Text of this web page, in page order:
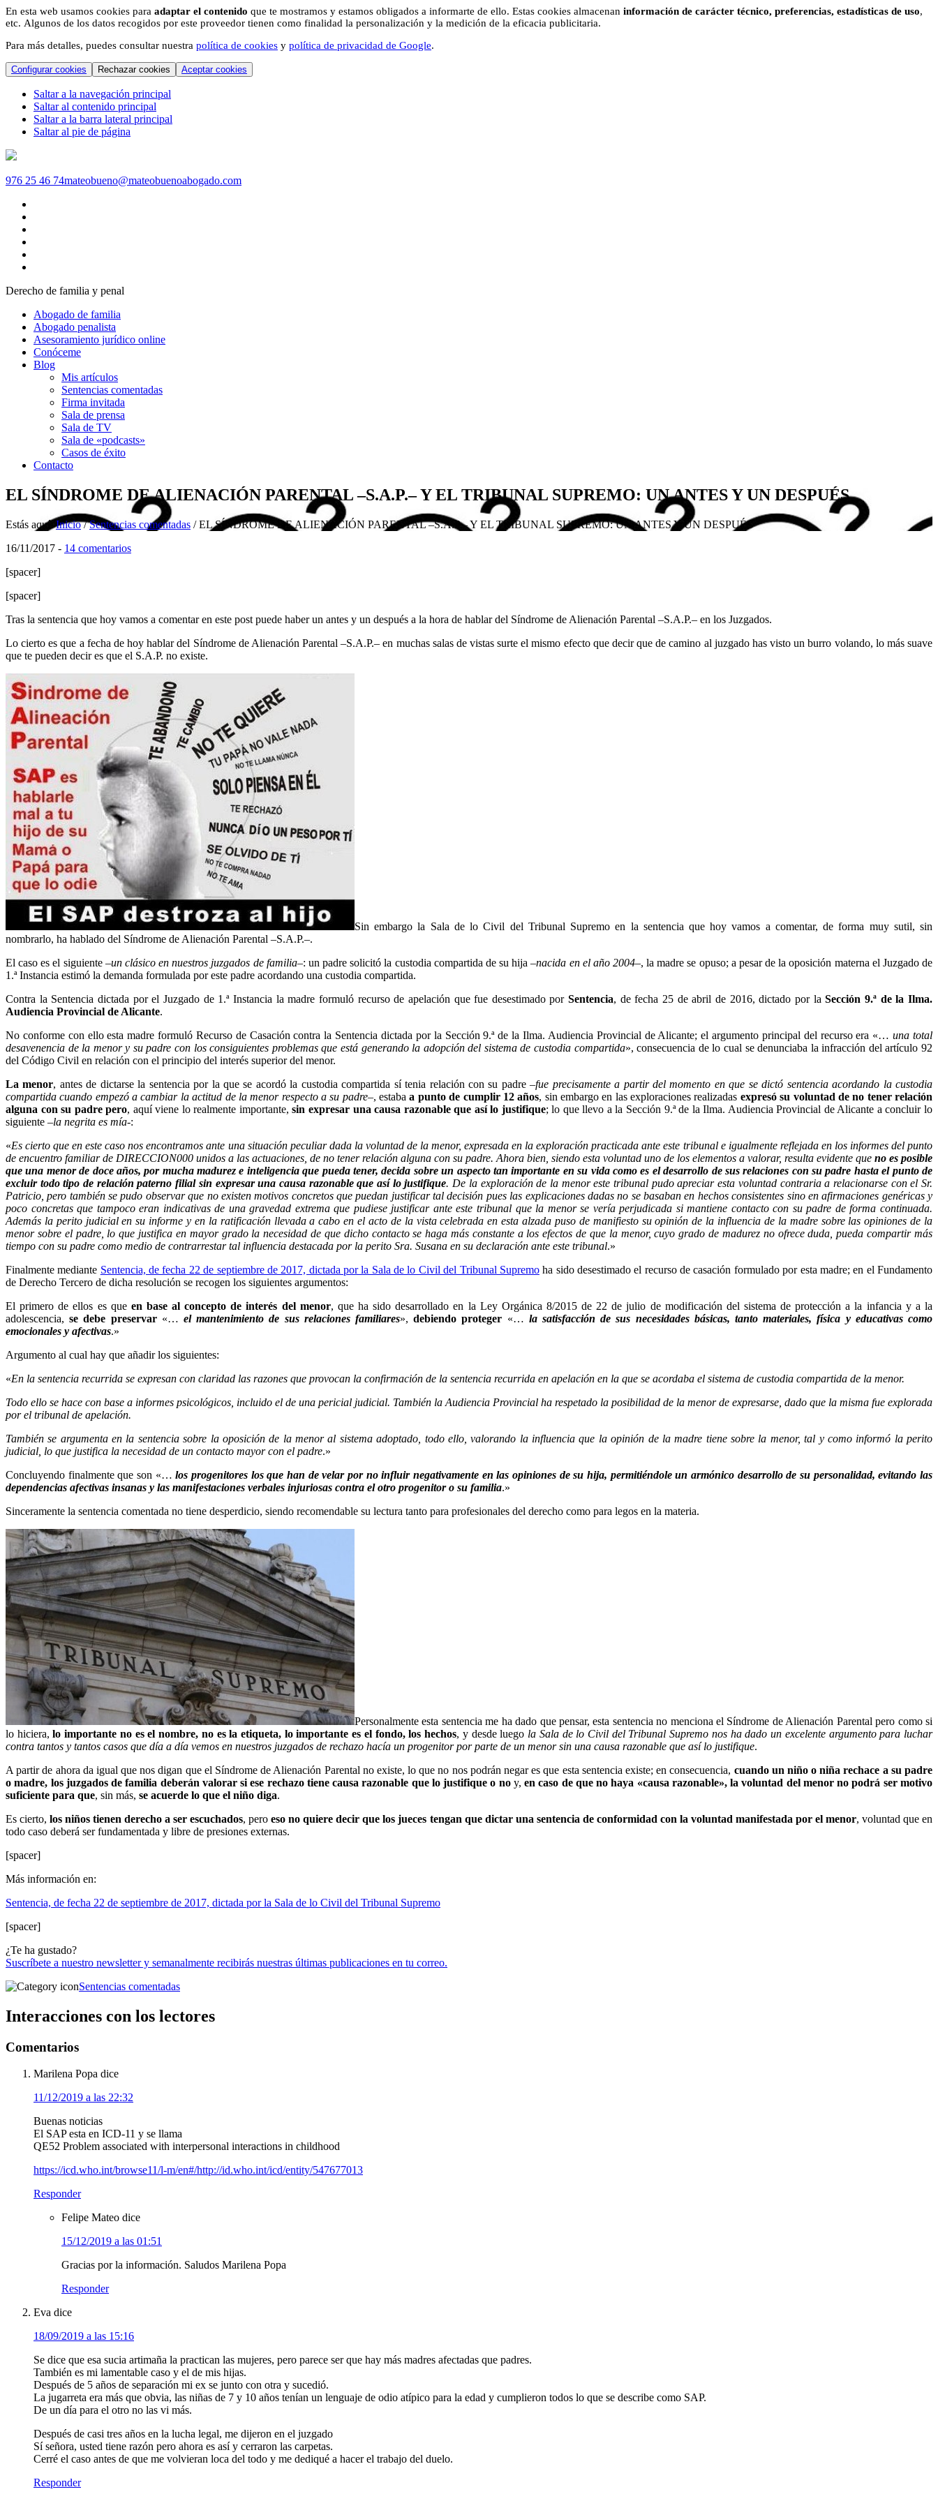
En esta web usamos cookies para adaptar el contenido que te mostramos y estamos obligados a informarte de ello. Estas cookies almacenan información de carácter técnico, preferencias, estadísticas de uso,
etc. Algunos de los datos recogidos por este proveedor tienen como finalidad la personalización y la medición de la eficacia publicitaria.
Para más detalles, puedes consultar nuestra política de cookies y política de privacidad de Google.
Configurar cookies Rechazar cookies Aceptar cookies
Saltar a la navegación principal
Saltar al contenido principal
Saltar a la barra lateral principal
Saltar al pie de página
976 25 46 74mateobueno@mateobuenoabogado.com
Derecho de familia y penal
Abogado de familia
Abogado penalista
Asesoramiento jurídico online
Conóceme
Blog
Mis artículos
Sentencias comentadas
Firma invitada
Sala de prensa
Sala de TV
Sala de «podcasts»
Casos de éxito
Contacto
EL SÍNDROME DE ALIENACIÓN PARENTAL –S.A.P.– Y EL TRIBUNAL SUPREMO: UN ANTES Y UN DESPUÉS
Estás aquí:Inicio / Sentencias comentadas /EL SÍNDROME DE ALIENACIÓN PARENTAL –S.A.P.– Y EL TRIBUNAL SUPREMO: UN ANTES Y UN DESPUÉS
16/11/2017 - 14 comentarios
[spacer]
[spacer]
Tras la sentencia que hoy vamos a comentar en este post puede haber un antes y un después a la hora de hablar del Síndrome de Alienación Parental –S.A.P.– en los Juzgados.
Lo cierto es que a fecha de hoy hablar del Síndrome de Alienación Parental –S.A.P.– en muchas salas de vistas surte el mismo efecto que decir que de camino al juzgado has visto un burro volando, lo más suave
que te pueden decir es que el S.A.P. no existe.
Sin embargo la Sala de lo Civil del Tribunal Supremo en la sentencia que hoy vamos a comentar, de forma muy sutil, sin
nombrarlo, ha hablado del Síndrome de Alienación Parental –S.A.P.–.
El caso es el siguiente –un clásico en nuestros juzgados de familia–: un padre solicitó la custodia compartida de su hija –nacida en el año 2004–, la madre se opuso; a pesar de la oposición materna el Juzgado de
1.ª Instancia estimó la demanda formulada por este padre acordando una custodia compartida.
Contra la Sentencia dictada por el Juzgado de 1.ª Instancia la madre formuló recurso de apelación que fue desestimado porSentencia, de fecha 25 de abril de 2016, dictado por laSección 9.ª de la Ilma.
Audiencia Provincial de Alicante.
No conforme con ello esta madre formuló Recurso de Casación contra la Sentencia dictada por la Sección 9.ª de la Ilma. Audiencia Provincial de Alicante; el argumento principal del recurso era «…una total
desavenencia de la menor y su padre con los consiguientes problemas que está generando la adopción del sistema de custodia compartida», consecuencia de lo cual se denunciaba la infracción del artículo 92
del Código Civil en relación con el principio del interés superior del menor.
La menor, antes de dictarse la sentencia por la que se acordó la custodia compartida sí tenia relación con su padre –fue precisamente a partir del momento en que se dictó sentencia acordando la custodia
compartida cuando empezó a cambiar la actitud de la menor respecto a su padre–, estabaa punto de cumplir 12 años, sin embargo en las exploraciones realizadas expresó su voluntad de no tener relación
alguna con su padrepero, aquí viene lo realmente importante,sin expresar una causa razonable que así lo justifique; lo que llevo a la Sección 9.ª de la Ilma. Audiencia Provincial de Alicante a concluir lo
siguiente –la negrita es mía-:
«Es cierto que en este caso nos encontramos ante una situación peculiar dada la voluntad de la menor, expresada en la exploración practicada ante este tribunal e igualmente reflejada en los informes del punto
de encuentro familiar de DIRECCION000 unidos a las actuaciones, de no tener relación alguna con su padre. Ahora bien, siendo esta voluntad uno de los elementos a valorar, resulta evidente que no es posible
que una menor de doce años, por mucha madurez e inteligencia que pueda tener, decida sobre un aspecto tan importante en su vida como es el desarrollo de sus relaciones con su padre hasta el punto de
excluir todo tipo de relación paterno filial sin expresar una causa razonable que así lo justifique. De la exploración de la menor este tribunal pudo apreciar esta voluntad contraria a relacionarse con el Sr.
Patricio, pero también se pudo observar que no existen motivos concretos que puedan justificar tal decisión pues las explicaciones dadas no se basaban en hechos consistentes sino en afirmaciones genéricas y
poco concretas que tampoco eran indicativas de una gravedad extrema que pudiese justificar ante este tribunal que la menor se vería perjudicada si mantiene contacto con su padre de forma continuada.
Además la perito judicial en su informe y en la ratificación llevada a cabo en el acto de la vista celebrada en esta alzada puso de manifiesto su opinión de la influencia de la madre sobre las opiniones de la
menor sobre el padre, lo que justifica en mayor grado la necesidad de que dicho contacto se haga más constante a los efectos de que la menor, cuyo grado de madurez no ofrece duda, pueda compartir más
tiempo con su padre como medio de contrarrestar tal influencia destacada por la perito Sra. Susana en su declaración ante este tribunal.»
Finalmente mediante Sentencia, de fecha 22 de septiembre de 2017, dictada por la Sala de lo Civil del Tribunal Supremoha sido desestimado el recurso de casación formulado por esta madre; en el Fundamento
de Derecho Tercero de dicha resolución se recogen los siguientes argumentos:
El primero de ellos es que en base alconcepto de interés del menor, que ha sido desarrollado en la Ley Orgánica 8/2015 de 22 de julio de modificación del sistema de protección a la infancia y a la
adolescencia,se debe preservar«…el mantenimiento de sus relaciones familiares»,debiendo proteger «… la satisfacción de sus necesidades básicas, tanto materiales, física y educativas como
emocionales y afectivas.»
Argumento al cual hay que añadir los siguientes:
«En la sentencia recurrida se expresan con claridad las razones que provocan la confirmación de la sentencia recurrida en apelación en la que se acordaba el sistema de custodia compartida de la menor.
Todo ello se hace con base a informes psicológicos, incluido el de una pericial judicial. También la Audiencia Provincial ha respetado la posibilidad de la menor de expresarse, dado que la misma fue explorada
por el tribunal de apelación.
También se argumenta en la sentencia sobre la oposición de la menor al sistema adoptado, todo ello, valorando la influencia que la opinión de la madre tiene sobre la menor, tal y como informó la perito
judicial, lo que justifica la necesidad de un contacto mayor con el padre.»
Concluyendo finalmente que son «…los progenitores los que han de velar por no influir negativamente en las opiniones de su hija, permitiéndole un armónico desarrollo de su personalidad, evitando las
dependencias afectivas insanas y las manifestaciones verbales injuriosas contra el otro progenitor o su familia.»
Sinceramente la sentencia comentada no tiene desperdicio, siendo recomendable su lectura tanto para profesionales del derecho como para legos en la materia.
Personalmente esta sentencia me ha dado que pensar, esta sentencia no menciona el Síndrome de Alienación Parental pero como si
lo hiciera,lo importante no es el nombre, no es la etiqueta, lo importante es el fondo, los hechos, y desde luego la Sala de lo Civil del Tribunal Supremo nos ha dado un excelente argumento para luchar
contra tantos y tantos casos que día a día vemos en nuestros juzgados de rechazo hacía un progenitor por parte de un menor sin una causa razonable que así lo justifique.
A partir de ahora da igual que nos digan que el Síndrome de Alienación Parental no existe, lo que no nos podrán negar es que esta sentencia existe; en consecuencia, cuando un niño o niña rechace a su padre
o madre, los juzgados de familia deberán valorar si ese rechazo tiene causa razonable que lo justifique o noy,en caso de que no haya «causa razonable», la voluntad del menor no podrá ser motivo
suficiente para que, sin más, se acuerde lo que el niño diga.
Es cierto,los niños tienen derecho a ser escuchados, peroeso no quiere decir que los jueces tengan que dictar una sentencia de conformidad con la voluntad manifestada por el menor, voluntad que en
todo caso deberá ser fundamentada y libre de presiones externas.
[spacer]
Más información en:
Sentencia, de fecha 22 de septiembre de 2017, dictada por la Sala de lo Civil del Tribunal Supremo
[spacer]
¿Te ha gustado?
Suscríbete a nuestro newsletter y semanalmente recibirás nuestras últimas publicaciones en tu correo.
Sentencias comentadas
Interacciones con los lectores
Comentarios
Marilena Popa dice
11/12/2019 a las 22:32
Buenas noticias
El SAP esta en ICD-11 y se llama
QE52 Problem associated with interpersonal interactions in childhood
https://icd.who.int/browse11/l-m/en#/http://id.who.int/icd/entity/547677013
Responder
Felipe Mateo dice
15/12/2019 a las 01:51
Gracias por la información. Saludos Marilena Popa
Responder
Eva dice
18/09/2019 a las 15:16
Se dice que esa sucia artimaña la practican las mujeres, pero parece ser que hay más madres afectadas que padres.
También es mi lamentable caso y el de mis hijas.
Después de 5 años de separación mi ex se junto con otra y sucedió.
La jugarreta era más que obvia, las niñas de 7 y 10 años tenían un lenguaje de odio atípico para la edad y cumplieron todos lo que se describe como SAP.
De un día para el otro no las vi más.
Después de casi tres años en la lucha legal, me dijeron en el juzgado
Sí señora, usted tiene razón pero ahora es así y cerraron las carpetas.
Cerré el caso antes de que me volvieran loca del todo y me dediqué a hacer el trabajo del duelo.
Responder